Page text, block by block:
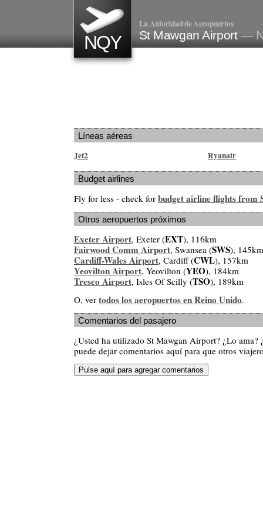
NQY
La Autoridad de Aeropuertos
St Mawgan Airport —
Líneas aéreas
Jet2 Ryanair
Budget airlines
Fly for less - check for budget airline flights from
Otros aeropuertos próximos
Exeter Airport, Exeter (EXT), 116km
Fairwood Comm Airport, Swansea (SWS), 145km
Cardiff-Wales Airport, Cardiff (CWL), 157km
Yeovilton Airport, Yeovilton (YEO), 184km
Tresco Airport, Isles Of Scilly (TSO), 189km
O, ver todos los aeropuertos en Reino Unido.
Comentarios del pasajero
¿Usted ha utilizado St Mawgan Airport? ¿Lo ama?
puede dejar comentarios aquí para que otros